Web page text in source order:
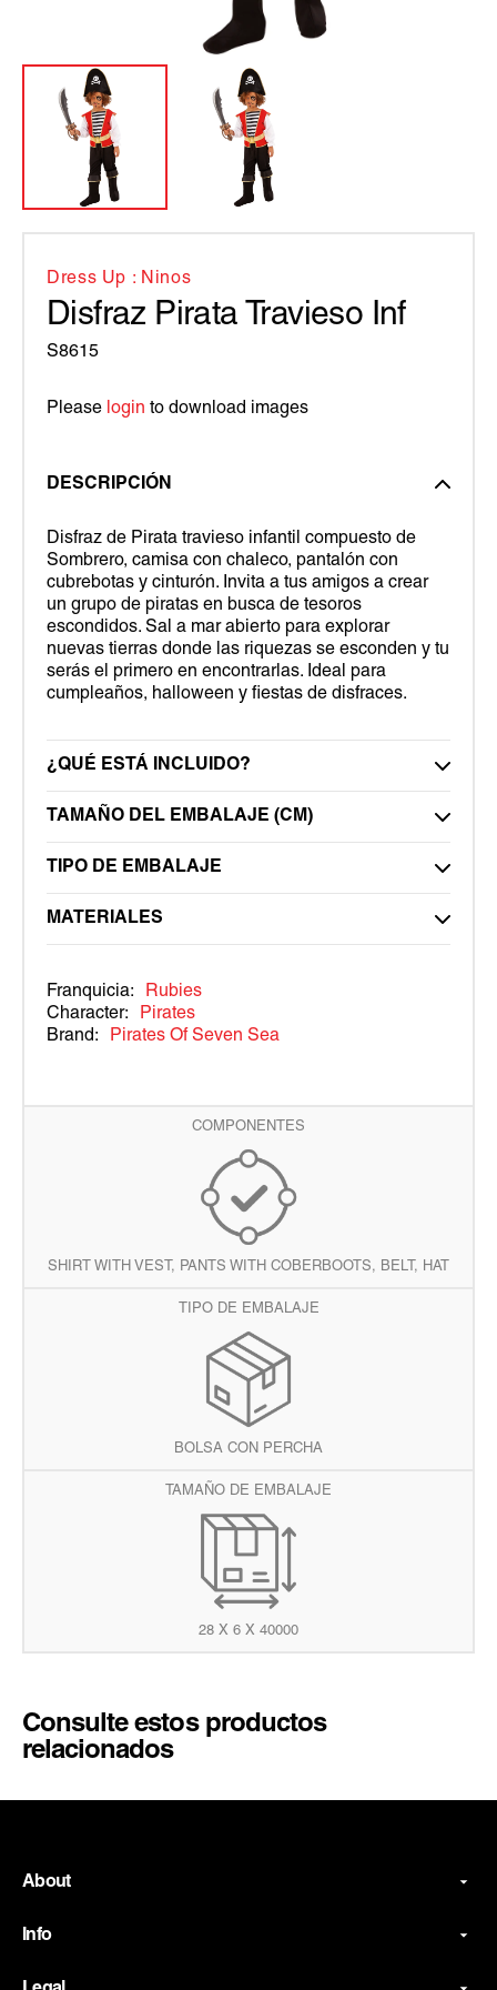
COMPONENTES
SHIRT WITH VEST, PANTS WITH COBERBOOTS, BELT, HAT
TIPO DE EMBALAJE
BOLSA CON PERCHA
TAMAÑO DE EMBALAJE
28 X 6 X 40000
Dress Up : Ninos
Disfraz Pirata Travieso Inf
S8615
Please login to download images
DESCRIPCIÓN
Disfraz de Pirata travieso infantil compuesto de
Sombrero, camisa con chaleco, pantalón con
cubrebotas y cinturón. Invita a tus amigos a crear
un grupo de piratas en busca de tesoros
escondidos. Sal a mar abierto para explorar
nuevas tierras donde las riquezas se esconden y tu
serás el primero en encontrarlas. Ideal para
cumpleaños, halloween y fiestas de disfraces.
¿QUÉ ESTÁ INCLUIDO?
TAMAÑO DEL EMBALAJE (CM)
TIPO DE EMBALAJE
MATERIALES
Franquicia:
Rubies
Character:
Pirates
Brand:
Pirates Of Seven Sea
Consulte estos productos
relacionados
About
Info